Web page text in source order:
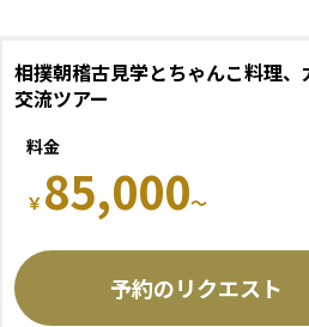
相撲朝稽古見学とちゃんこ料理、
交流ツアー
￥ 85,000
予約のリクエスト